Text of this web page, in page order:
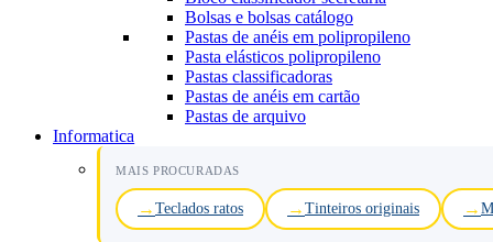
Bolsas e bolsas catálogo
Pastas de anéis em polipropileno
Pasta elásticos polipropileno
Pastas classificadoras
Pastas de anéis em cartão
Pastas de arquivo
Informatica
MAIS PROCURADAS
Teclados ratos Tinteiros originais